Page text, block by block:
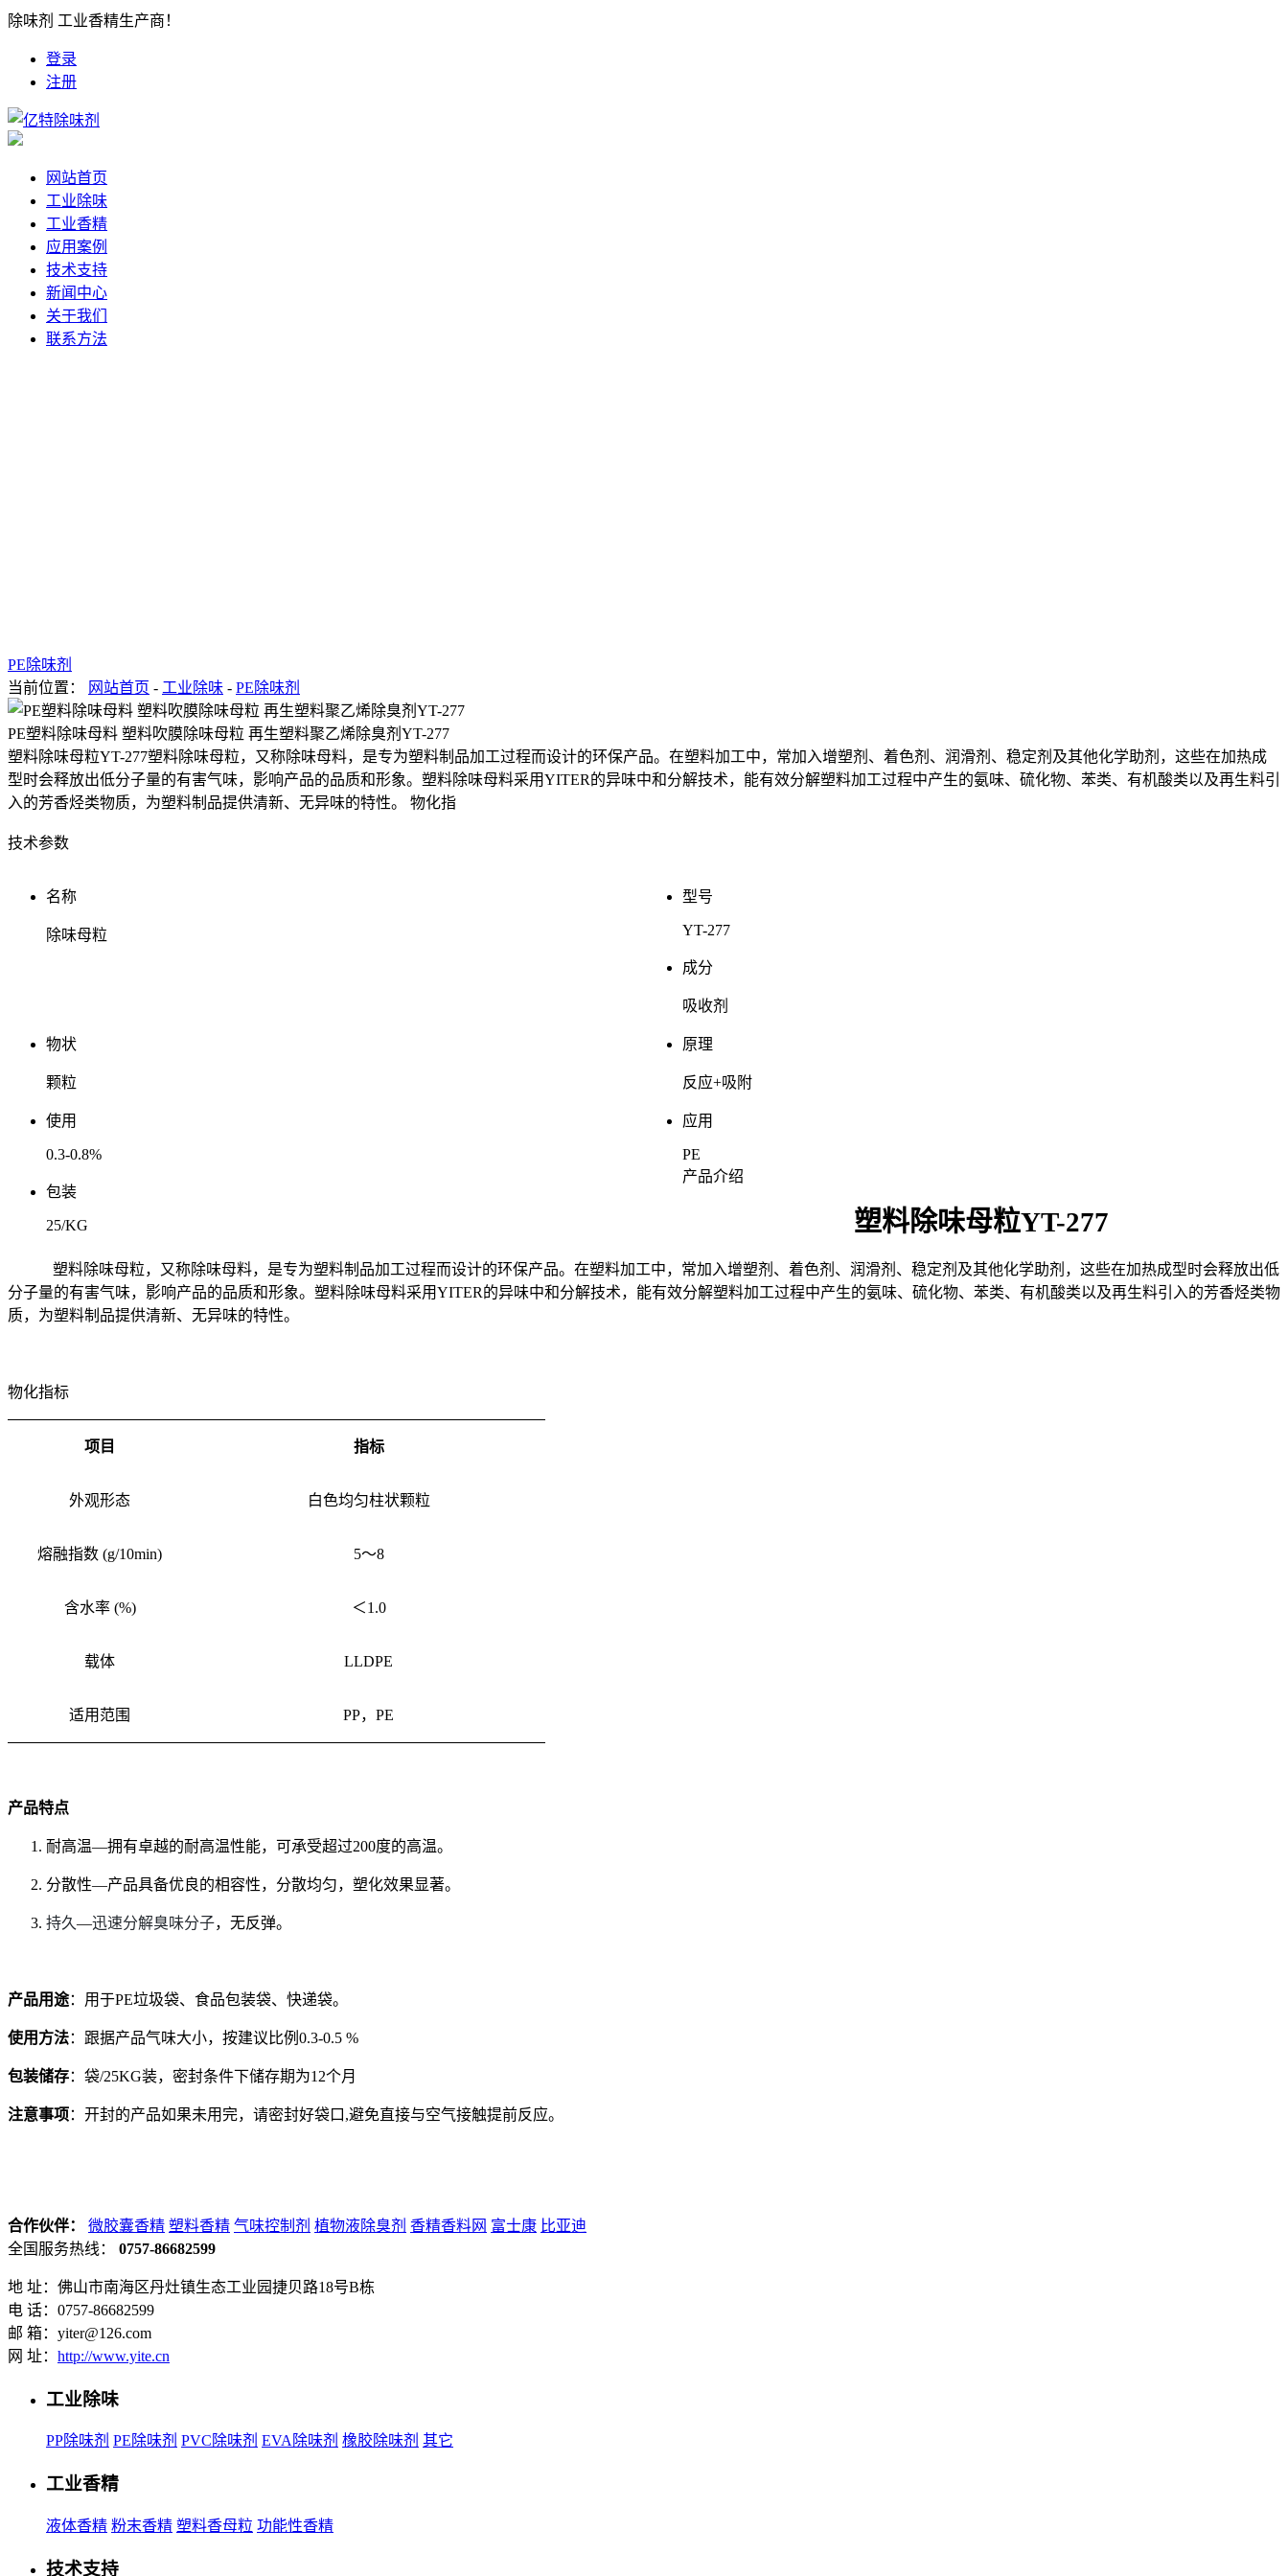
除味剂 工业香精生产商！
登录
注册
网站首页
工业除味
工业香精
应用案例
技术支持
新闻中心
关于我们
联系方法
PE除味剂
当前位置：
网站首页 - 工业除味 - PE除味剂
PE塑料除味母料 塑料吹膜除味母粒 再生塑料聚乙烯除臭剂YT-277
塑料除味母粒YT-277塑料除味母粒，又称除味母料，是专为塑料制品加工过程而设计的环保产品。在塑料加工中，常加入增塑剂、着色剂、润滑剂、稳定剂及其他化学助剂，这些在加热成
型时会释放出低分子量的有害气味，影响产品的品质和形象。塑料除味母料采用YITER的异味中和分解技术，能有效分解塑料加工过程中产生的氨味、硫化物、苯类、有机酸类以及再生料引
入的芳香烃类物质，为塑料制品提供清新、无异味的特性。 物化指
技术参数
名称
除味母粒
型号
YT-277
成分
吸收剂
物状
颗粒
原理
反应+吸附
使用
0.3-0.8%
应用
PE
包装
25/KG
产品介绍
塑料除味母粒YT-277
塑料除味母粒，又称除味母料，是专为塑料制品加工过程而设计的环保产品。在塑料加工中，常加入增塑剂、着色剂、润滑剂、稳定剂及其他化学助剂，这些在加热成型时会释放出低
分子量的有害气味，影响产品的品质和形象。塑料除味母料采用YITER的异味中和分解技术，能有效分解塑料加工过程中产生的氨味、硫化物、苯类、有机酸类以及再生料引入的芳香烃类物
质，为塑料制品提供清新、无异味的特性。
物化指标
项目 指标
外观形态 白色均匀柱状颗粒
熔融指数 (g/10min) 5～8
含水率 (%) ＜1.0
载体 LLDPE
适用范围 PP，PE
产品特点
1. 耐高温—拥有卓越的耐高温性能，可承受超过200度的高温。
2. 分散性—产品具备优良的相容性，分散均匀，塑化效果显著。
3. 持久—迅速分解臭味分子，无反弹。
产品用途：用于PE垃圾袋、食品包装袋、快递袋。
使用方法：跟据产品气味大小，按建议比例 0.3-0.5 %
包装储存：袋/25KG装，密封条件下储存期为12个月
注意事项 ：开封的产品如果未用完，请密封好袋口 ,避免直接与空气接触提前反应。
合作伙伴： 微胶囊香精 塑料香精 气味控制剂 植物液除臭剂 香精香料网 富士康 比亚迪
全国服务热线： 0757-86682599
地 址：佛山市南海区丹灶镇生态工业园捷贝路18号B栋
电 话：0757-86682599
邮 箱：yiter@126.com
网 址： http://www.yite.cn
工业除味
PP除味剂 PE除味剂 PVC除味剂 EVA除味剂 橡胶除味剂 其它
工业香精
液体香精 粉末香精 塑料香母粒 功能性香精
技术支持